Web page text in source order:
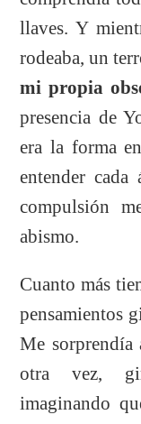
llaves. Y
rodeaba, un
mi propia
presencia de
era la forma
entender cada
compulsión
abismo.
Cuanto más
pensamientos
Me sorprendía
otra vez,
imaginando